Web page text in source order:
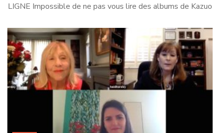
LIGNE Impossible de ne pas vous lire des albums de Kazuo
devenues des classiques. Je les aime toutes ! Ici, je vais
vous présenter Le pique-nique. Je vous lirais Le petit-
déjeuner dans un autre post. […]